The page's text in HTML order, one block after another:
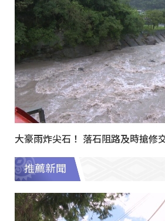
大豪雨炸尖石！ 落石阻路及時搶修
推薦新聞